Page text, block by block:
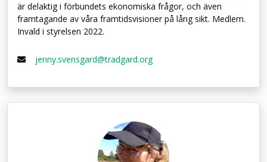
är delaktig i förbundets ekonomiska frågor, och även
framtagande av våra framtidsvisioner på lång sikt. Medlem.
Invald i styrelsen 2022.
jenny.svensgard@tradgard.org